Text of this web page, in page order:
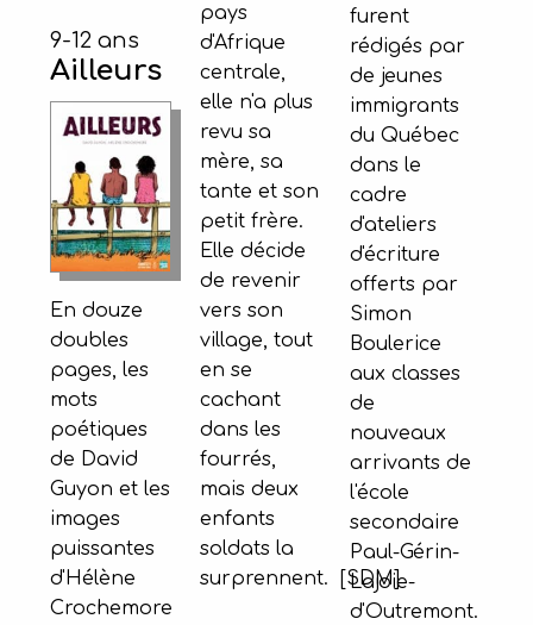
9-12 ans
Ailleurs
En douze
doubles
pages, les
mots
poétiques
de David
Guyon et les
images
puissantes
d'Hélène
Crochemore
pays
d'Afrique
centrale,
elle n'a plus
revu sa
mère, sa
tante et son
petit frère.
Elle décide
de revenir
vers son
village, tout
en se
cachant
dans les
fourrés,
mais deux
enfants
soldats la
surprennent. [SDM]
furent
rédigés par
de jeunes
immigrants
du Québec
dans le
cadre
d'ateliers
d'écriture
offerts par
Simon
Boulerice
aux classes
de
nouveaux
arrivants de
l'école
secondaire
Paul-Gérin-
Lajoie-
d'Outremont.